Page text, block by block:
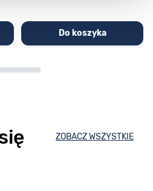
Do koszyka
ZOBACZ WSZYSTKIE